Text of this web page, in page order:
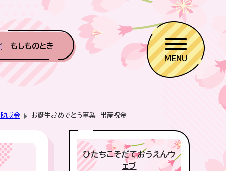
もしものとき
MENU
助成金 お誕生おめでとう事業 出産祝金
ひたちこそだておうえんウ
ェブ